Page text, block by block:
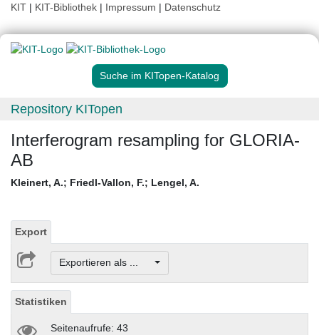
KIT | KIT-Bibliothek | Impressum | Datenschutz
Suche im KITopen-Katalog
Repository KITopen
Interferogram resampling for GLORIA-
AB
Kleinert, A.; Friedl-Vallon, F.; Lengel, A.
Export
Exportieren als ...
Statistiken
Seitenaufrufe: 43